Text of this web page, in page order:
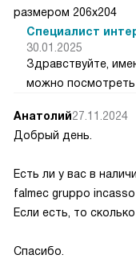
размером 206х204
Специалист
30.01.2025
Здравствуйте,
можно посмотреть
Анатолий27.11.2024
Добрый день.
Есть ли у вас в
falmec gruppo
Если есть, то
Спасибо.